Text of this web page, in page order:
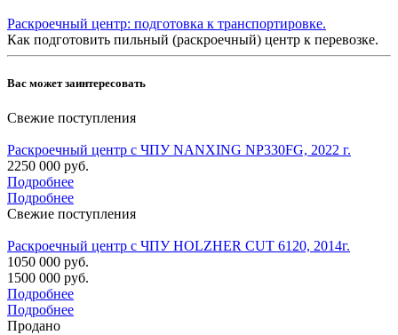
Раскроечный центр: подготовка к транспортировке.
Как подготовить пильный (раскроечный) центр к перевозке.
Вас может заинтересовать
Свежие поступления
Раскроечный центр с ЧПУ NANXING NP330FG, 2022 г.
2250 000 руб.
Подробнее
Подробнее
Свежие поступления
Раскроечный центр с ЧПУ HOLZHER CUT 6120, 2014г.
1050 000 руб.
1500 000 руб.
Подробнее
Подробнее
Продано